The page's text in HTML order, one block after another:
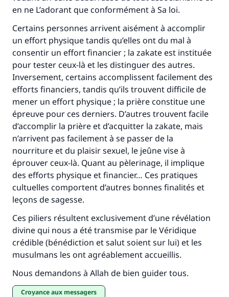
en ne L’adorant que conformément à Sa loi.
Certains personnes arrivent aisément à accomplir
un effort physique tandis qu’elles ont du mal à
consentir un effort financier ; la zakate est instituée
pour tester ceux-là et les distinguer des autres.
Inversement, certains accomplissent facilement des
efforts financiers, tandis qu’ils trouvent difficile de
mener un effort physique ; la prière constitue une
épreuve pour ces derniers. D’autres trouvent facile
d’accomplir la prière et d’acquitter la zakate, mais
n’arrivent pas facilement à se passer de la
nourriture et du plaisir sexuel, le jeûne vise à
éprouver ceux-là. Quant au pèlerinage, il implique
des efforts physique et financier… Ces pratiques
cultuelles comportent d’autres bonnes finalités et
leçons de sagesse.
Ces piliers résultent exclusivement d’une révélation
divine qui nous a été transmise par le Véridique
crédible (bénédiction et salut soient sur lui) et les
musulmans les ont agréablement accueillis.
Nous demandons à Allah de bien guider tous.
croyance aux messagers